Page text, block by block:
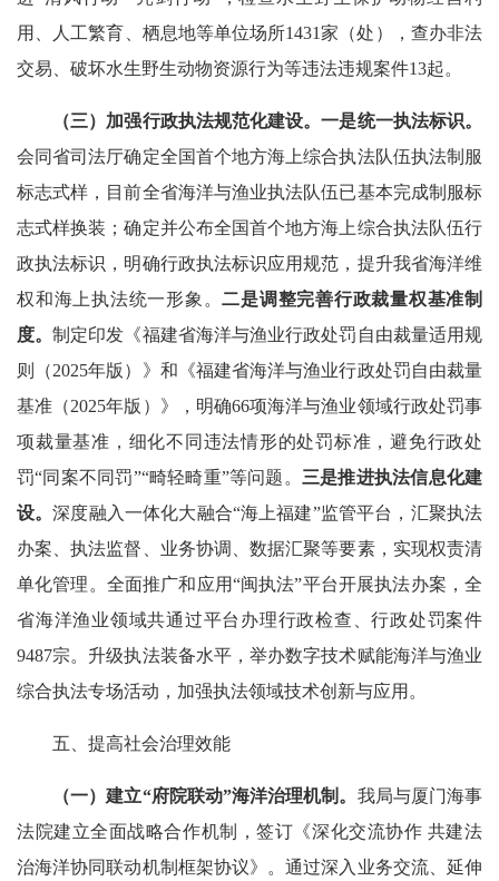
用、人工繁育、栖息地等单位场所1431家（处），查办非法
交易、破坏水生野生动物资源行为等违法违规案件13起。
（三）加强行政执法规范化建设。一是统一执法标识。
会同省司法厅确定全国首个地方海上综合执法队伍执法制服
标志式样，目前全省海洋与渔业执法队伍已基本完成制服标
志式样换装；确定并公布全国首个地方海上综合执法队伍行
政执法标识，明确行政执法标识应用规范，提升我省海洋维
权和海上执法统一形象。二是调整完善行政裁量权基准制
度。制定印发《福建省海洋与渔业行政处罚自由裁量适用规
则（2025年版）》和《福建省海洋与渔业行政处罚自由裁量
基准（2025年版）》，明确66项海洋与渔业领域行政处罚事
项裁量基准，细化不同违法情形的处罚标准，避免行政处
罚“同案不同罚”“畸轻畸重”等问题。 三是推进执法信息化建
设。深度融入一体化大融合“海上福建”监管平台，汇聚执法
办案、执法监督、业务协调、数据汇聚等要素，实现权责清
单化管理。全面推广和应用“闽执法”平台开展执法办案，全
省海洋渔业领域共通过平台办理行政检查、行政处罚案件
9487宗。升级执法装备水平，举办数字技术赋能海洋与渔业
综合执法专场活动，加强执法领域技术创新与应用。
五、提高社会治理效能
（一）建立“府院联动”海洋治理机制。 我局与厦门海事
法院建立全面战略合作机制，签订《深化交流协作 共建法
治海洋协同联动机制框架协议》。通过深入业务交流、延伸